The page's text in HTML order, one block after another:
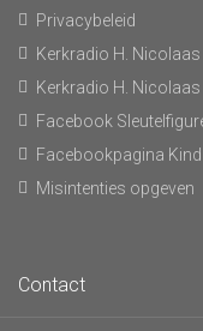
Privacybeleid
Kerkradio H.
Kerkradio H.
Facebook
Facebookpagina Kind
Misintenties opgeven
Contact